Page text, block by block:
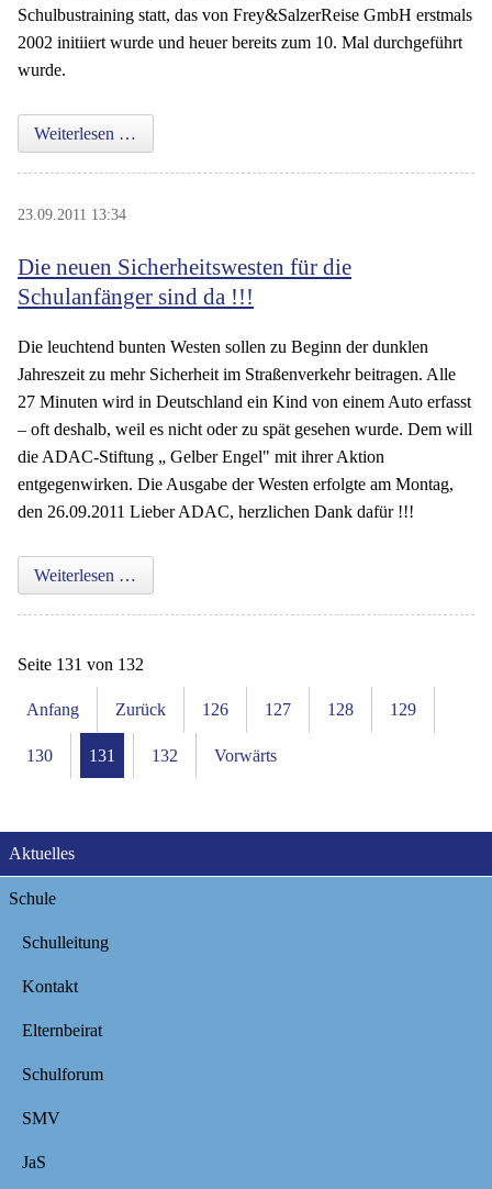
Schulbustraining statt, das von Frey&SalzerReise GmbH erstmals
2002 initiiert wurde und heuer bereits zum 10. Mal durchgeführt
wurde.
Weiterlesen …
23.09.2011 13:34
Die neuen Sicherheitswesten für die
Schulanfänger sind da !!!
Die leuchtend bunten Westen sollen zu Beginn der dunklen
Jahreszeit zu mehr Sicherheit im Straßenverkehr beitragen. Alle
27 Minuten wird in Deutschland ein Kind von einem Auto erfasst
– oft deshalb, weil es nicht oder zu spät gesehen wurde. Dem will
die ADAC-Stiftung „ Gelber Engel" mit ihrer Aktion
entgegenwirken. Die Ausgabe der Westen erfolgte am Montag,
den 26.09.2011 Lieber ADAC, herzlichen Dank dafür !!!
Weiterlesen …
Seite 131 von 132
Anfang Zurück 126 127 128 129
130 131 132 Vorwärts
Navigation
Aktuelles
Schule
Schulleitung
Kontakt
Elternbeirat
Schulforum
SMV
JaS